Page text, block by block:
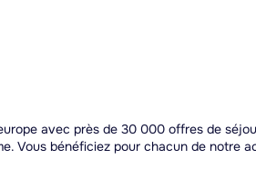
avec près de 30 000 offres de
Vous bénéficiez pour chacun de notre